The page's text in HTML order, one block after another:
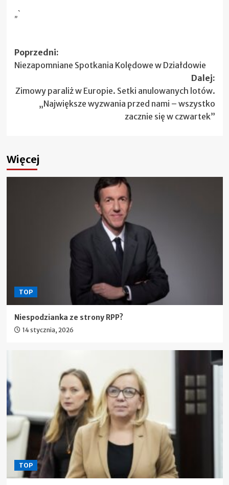
„`
Zobacz
wpisy
Poprzedni:
Niezapomniane Spotkania Kolędowe w Działdowie
Dalej:
Zimowy paraliż w Europie. Setki anulowanych lotów.
„Największe wyzwania przed nami – wszystko
zacznie się w czwartek”
Więcej
TOP
Niespodzianka ze strony RPP?
14 stycznia, 2026
TOP